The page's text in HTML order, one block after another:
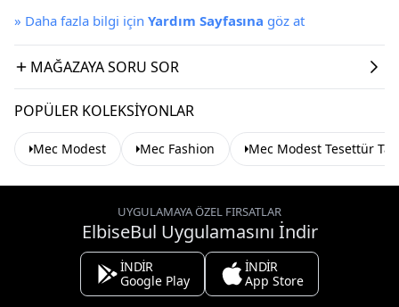
» Daha fazla bilgi için Yardım Sayfasına göz at
MAĞAZAYA SORU SOR
POPÜLER KOLEKSIYONLAR
Mec Modest Mec Fashion Mec Modest Tesettür
UYGULAMAYA ÖZEL FIRSATLAR
ElbiseBul Uygulamasını İndir
İNDİR
Google Play
İNDİR
App Store